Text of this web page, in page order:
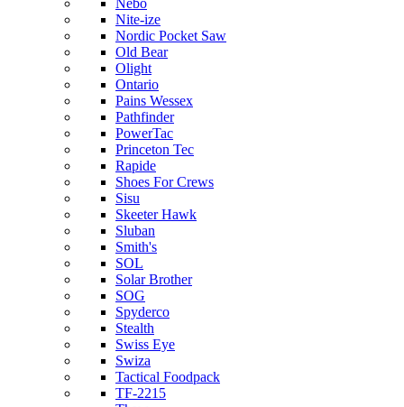
Nebo
Nite-ize
Nordic Pocket Saw
Old Bear
Olight
Ontario
Pains Wessex
Pathfinder
PowerTac
Princeton Tec
Rapide
Shoes For Crews
Sisu
Skeeter Hawk
Sluban
Smith's
SOL
Solar Brother
SOG
Spyderco
Stealth
Swiss Eye
Swiza
Tactical Foodpack
TF-2215